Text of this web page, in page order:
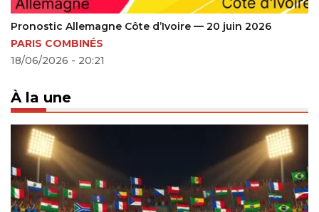
Pronostic Allemagne Côte d’Ivoire — 20 juin 2026
PARIS COMBINÉS
18/06/2026 - 20:21
À la une